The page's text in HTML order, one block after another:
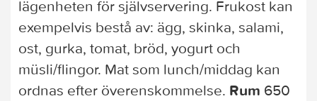
lägenheten för självservering. Frukost kan
exempelvis bestå av: ägg, skinka, salami,
ost, gurka, tomat, bröd, yogurt och
müsli/flingor. Mat som lunch/middag kan
ordnas efter överenskommelse. Rum 650